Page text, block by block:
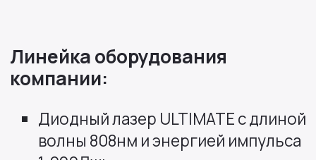
Линейка оборудования
компании:
Диодный лазер ULTIMATE с длиной
волны 808нм и энергией импульса